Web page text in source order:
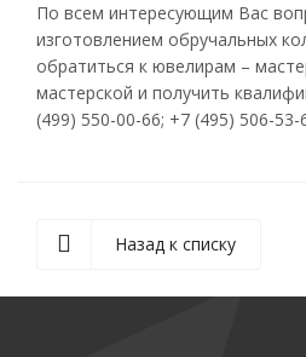
По всем интересующим Вас
изготовлением обручальных
обратиться к ювелирам –
мастерской и получить
(499) 550-00-66; +7 (495) 506-53-
Назад к списку